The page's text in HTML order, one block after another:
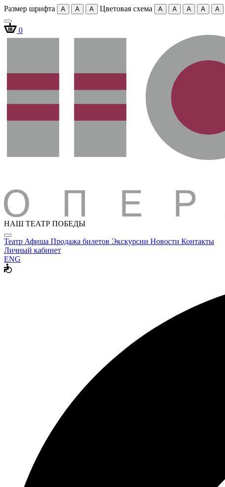
Размер шрифта A A A Цветовая схема A A A A A
0
НАШ ТЕАТР ПОБЕДЫ
Театр Афиша Продажа билетов Экскурсии Новости Контакты
Личный кабинет
ENG